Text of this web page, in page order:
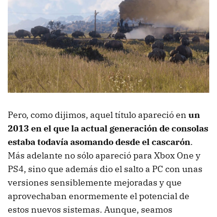
Pero, como dijimos, aquel título apareció en un
2013 en el que la actual generación de consolas
estaba todavía asomando desde el cascarón.
Más adelante no sólo apareció para Xbox One y
PS4, sino que además dio el salto a PC con unas
versiones sensiblemente mejoradas y que
aprovechaban enormemente el potencial de
estos nuevos sistemas. Aunque, seamos